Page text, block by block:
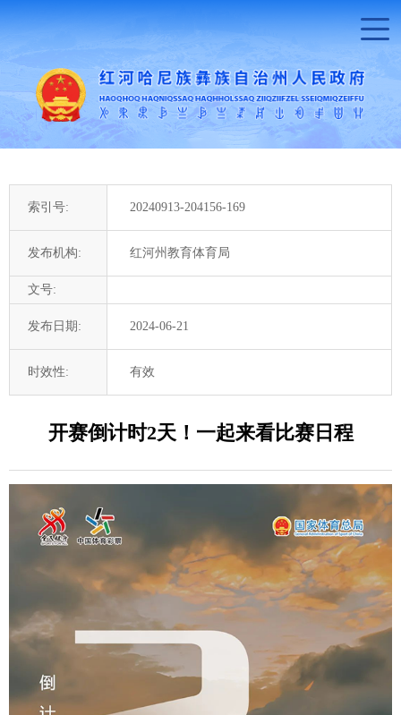
索引号: 20240913-204156-169
发布机构: 红河州教育体育局
文号:
发布日期: 2024-06-21
时效性: 有效
开赛倒计时2天！一起来看比赛日程